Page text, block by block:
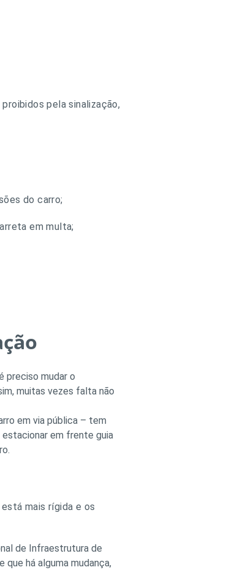
pela sinalização,
do carro;
em multa;
preciso mudar o
muitas vezes falta não
em via pública – tem
estacionar em frente guia
mais rígida e os
de Infraestrutura de
que há alguma mudança,